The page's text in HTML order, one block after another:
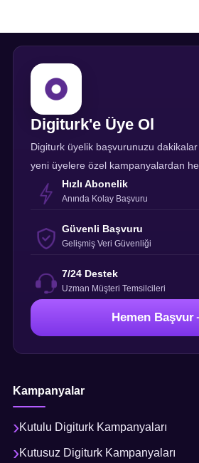
Digiturk'e Üye Ol
Digiturk üyelik başvurunuzu dakikalar
yeni üyelere özel kampanyalardan
Hızlı Abonelik
Anında Kolay Başvuru
Güvenli Başvuru
Gelişmiş Veri Güvenliği
7/24 Destek
Uzman Müşteri Temsilcileri
Hemen Başvur
Kampanyalar
Kutulu Digiturk Kampanyaları
Kutusuz Digiturk Kampanyaları